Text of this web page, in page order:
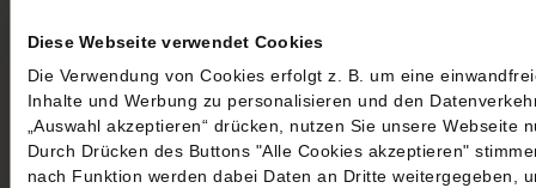
Diese Webseite verwendet Cookies
Die Verwendung von Cookies erfolgt z. B. um eine
Inhalte und Werbung zu personalisieren und den
„Auswahl akzeptieren“ drücken, nutzen Sie unsere Webseite
Durch Drücken des Buttons "Alle Cookies akzeptieren"
nach Funktion werden dabei Daten an Dritte weitergegeben,